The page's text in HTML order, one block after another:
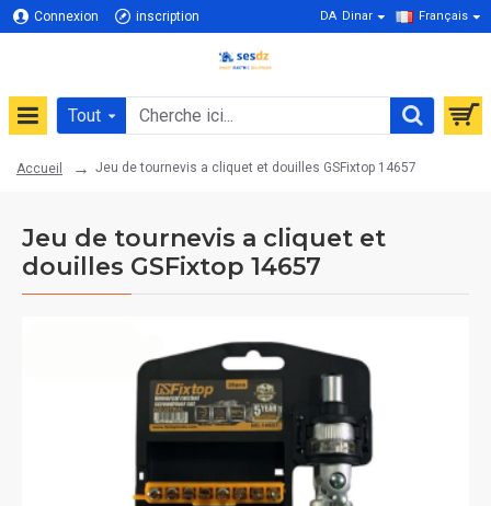
Connexion inscription DA Dinar Français
Tout
Accueil Jeu de tournevis a cliquet et douilles GSFixtop 14657
Jeu de tournevis a cliquet et
douilles GSFixtop 14657